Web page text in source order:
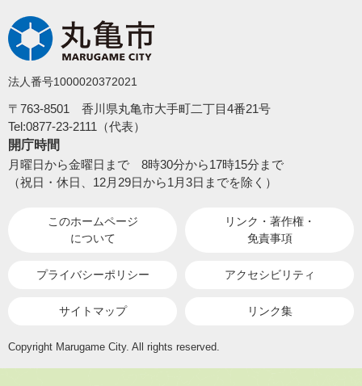
法人番号1000020372021
〒763-8501 香川県丸亀市大手町二丁目4番21号
Tel:0877-23-2111（代表）
開庁時間
月曜日から金曜日まで 8時30分から17時15分まで
（祝日・休日、12月29日から1月3日までを除く）
このホームページ
について
リンク・著作権・
免責事項
プライバシーポリシー アクセシビリティ
サイトマップ リンク集
Copyright Marugame City. All rights reserved.